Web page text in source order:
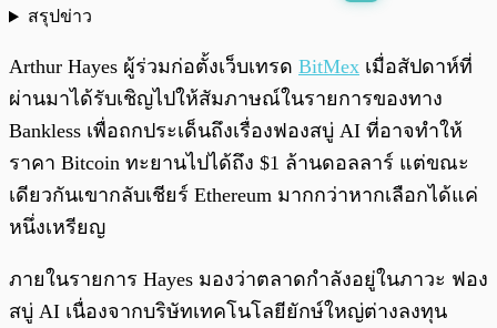
สรุปข่าว
Arthur Hayes ผู้ร่วมก่อตั้งเว็บเทรด BitMex เมื่อสัปดาห์ที่
ผ่านมาได้รับเชิญไปให้สัมภาษณ์ในรายการของทาง
Bankless เพื่อถกประเด็นถึงเรื่องฟองสบู่ AI ที่อาจทำให้
ราคา Bitcoin ทะยานไปได้ถึง $1 ล้านดอลลาร์ แต่ขณะ
เดียวกันเขากลับเชียร์ Ethereum มากกว่าหากเลือกได้แค่
หนึ่งเหรียญ
ภายในรายการ Hayes มองว่าตลาดกำลังอยู่ในภาวะ ฟอง
สบู่ AI เนื่องจากบริษัทเทคโนโลยียักษ์ใหญ่ต่างลงทุน